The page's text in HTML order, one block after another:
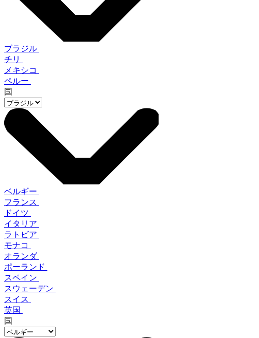
ブラジル
チリ
メキシコ
ペルー
国
ベルギー
フランス
ドイツ
イタリア
ラトビア
モナコ
オランダ
ポーランド
スペイン
スウェーデン
スイス
英国
国